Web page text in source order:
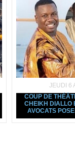
JEUDI 6
COUP DE
CHEIKH DIALLO
AVOCATS